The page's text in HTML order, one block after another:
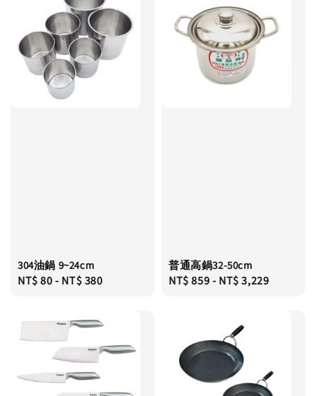
304油鍋 9~24cm
Regular
NT$ 80- NT$ 380
普通高鍋32-50cm
Regular
NT$ 859- NT$ 3,229